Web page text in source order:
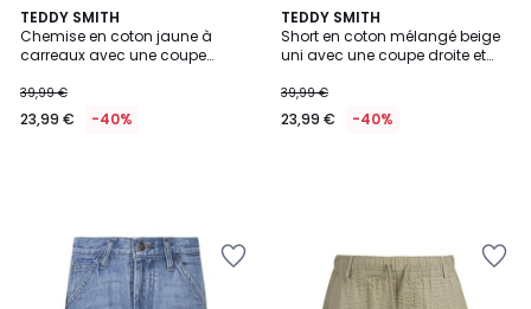
TEDDY SMITH
Chemise en coton jaune à
carreaux avec une coupe
39,99 €
23,99 € -40%
TEDDY SMITH
Short en coton mélangé beige
uni avec une coupe droite et
39,99 €
23,99 € -40%